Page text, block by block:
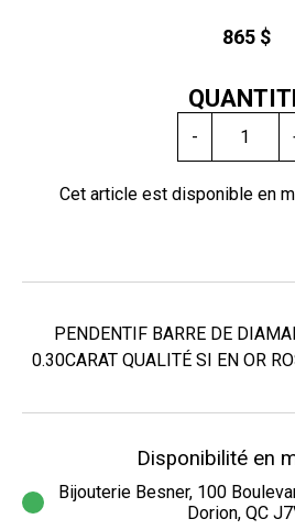
865 $
-
Cet article est disponible en
PENDENTIF BARRE DE
0.30CARAT QUALITÉ SI EN OR
Disponibilité en
Bijouterie Besner, 100
Dorion, QC